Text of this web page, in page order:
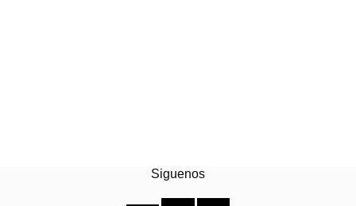
Siguenos